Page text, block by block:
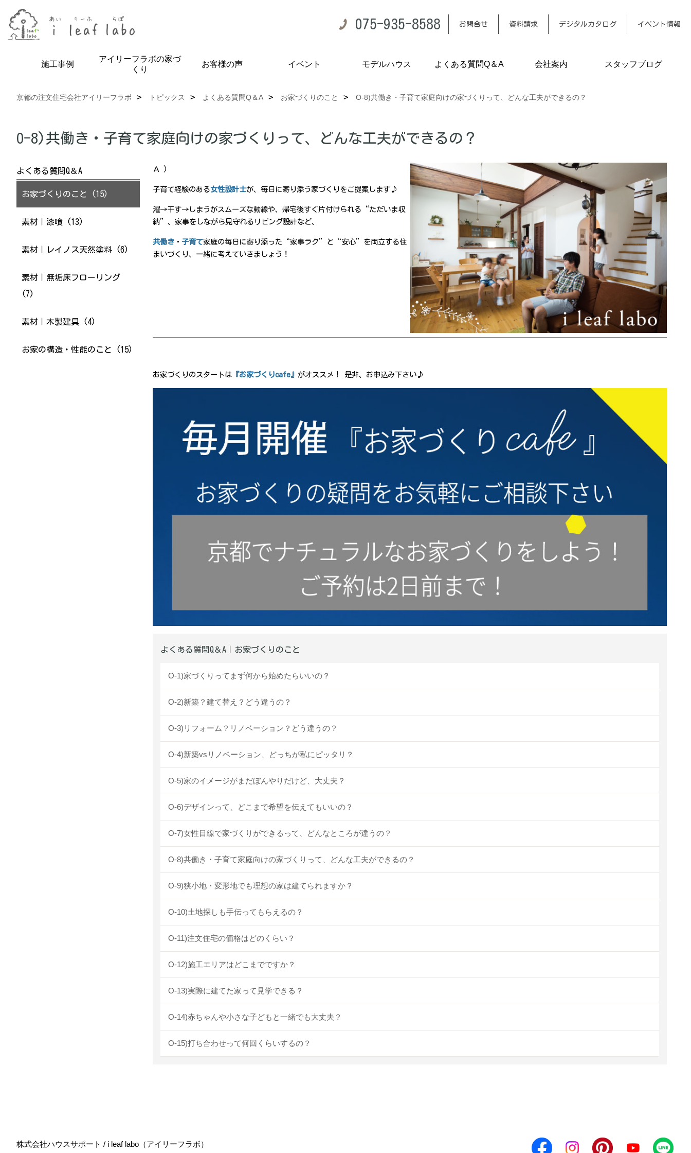
075-935-8588 お問合せ 資料請求 デジタルカタログ イベント情報
施工事例
アイリーフラボの家づ
くり
お客様の声 イベント モデルハウス よくある質問Q＆A 会社案内 スタッフブログ
京都の注文住宅会社アイリーフラボ トピックス よくある質問Q＆A お家づくりのこと O-8)共働き・子育て家庭向けの家づくりって、どんな工夫ができるの？
O-8)共働き・子育て家庭向けの家づくりって、どんな工夫ができるの？
Ａ )
子育て経験のある女性設計士が、毎日に寄り添う家づくりをご提案します♪
濯→干す→しまうがスムーズな動線や、帰宅後すぐ片付けられる“ただいま収
納”、家事をしながら見守れるリビング設計など、
共働き ・ 子育て家庭の毎日に寄り添った“家事ラク”と“安心”を両立する住
まいづくり、一緒に考えていきましょう！
お家づくりの スタート は 『お家づくりcafe』 がオススメ！ 是非、お申込み下さい♪
よくある質問Q＆A｜お家づくりのこと
O-1)家づくりってまず何から始めたらいいの？
O-2)新築？建て替え？どう違うの？
O-3)リフォーム？リノベーション？どう違うの？
O-4)新築vsリノベーション、どっちが私にピッタリ？
O-5)家のイメージがまだぼんやりだけど、大丈夫？
O-6)デザインって、どこまで希望を伝えてもいいの？
O-7)女性目線で家づくりができるって、どんなところが違うの？
O-8)共働き・子育て家庭向けの家づくりって、どんな工夫ができるの？
O-9)狭小地・変形地でも理想の家は建てられますか？
O-10)土地探しも手伝ってもらえるの？
O-11)注文住宅の価格はどのくらい？
O-12)施工エリアはどこまでですか？
O-13)実際に建てた家って見学できる？
O-14)赤ちゃんや小さな子どもと一緒でも大丈夫？
O-15)打ち合わせって何回くらいするの？
よくある質問Q＆A
お家づくりのこと (15)
素材｜漆喰 (13)
素材｜レイノス天然塗料 (6)
素材｜無垢床フローリング
(7)
素材｜木製建具 (4)
お家の構造・性能のこと (15)
株式会社ハウスサポート / i leaf labo（アイリーフラボ）